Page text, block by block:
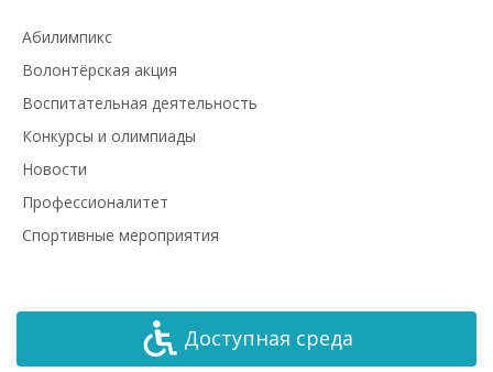
Абилимпикс
Волонтёрская акция
Воспитательная деятельность
Конкурсы и олимпиады
Новости
Профессионалитет
Спортивные мероприятия
Доступная среда